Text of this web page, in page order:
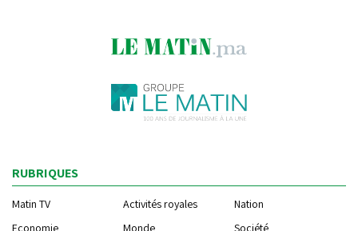
RUBRIQUES
Matin TV Activités royales
Nation
Economie
Monde
Société